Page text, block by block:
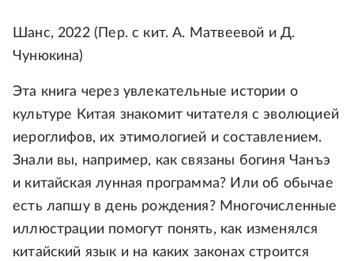
Шанс, 2022 (Пер. с кит. А. Матвеевой и Д.
Чунюкина)
Эта книга через увлекательные истории о
культуре Китая знакомит читателя с эволюцией
иероглифов, их этимологией и составлением.
Знали вы, например, как связаны богиня Чанъэ
и китайская лунная программа? Или об обычае
есть лапшу в день рождения? Многочисленные
иллюстрации помогут понять, как изменялся
китайский язык и на каких законах строится